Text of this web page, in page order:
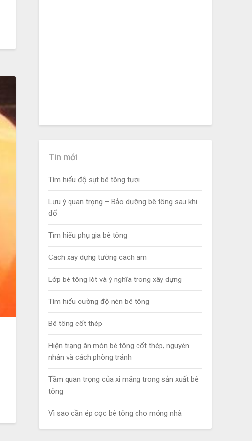
Tin mới
Tìm hiểu độ sụt bê tông tươi
Lưu ý quan trọng – Bảo dưỡng bê tông sau khi
đổ
Tìm hiểu phụ gia bê tông
Cách xây dựng tường cách âm
Lớp bê tông lót và ý nghĩa trong xây dựng
Tìm hiểu cường độ nén bê tông
Bê tông cốt thép
Hiện trạng ăn mòn bê tông cốt thép, nguyên
nhân và cách phòng tránh
Tầm quan trọng của xi măng trong sản xuất bê
tông
Vì sao cần ép cọc bê tông cho móng nhà